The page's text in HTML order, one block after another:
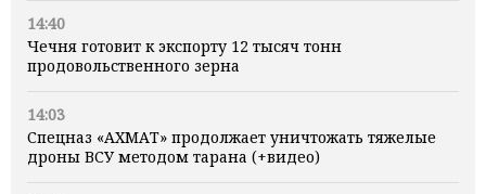
14:40
Чечня готовит к экспорту 12 тысяч тонн
продовольственного зерна
14:03
Спецназ «АХМАТ» продолжает уничтожать тяжелые
дроны ВСУ методом тарана (+видео)